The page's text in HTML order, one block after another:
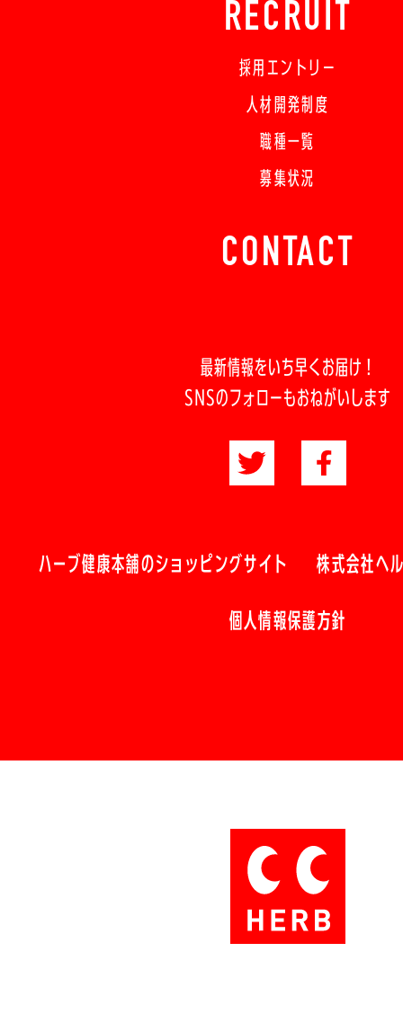
RECRUIT
採用エントリー
人材開発制度
職種一覧
募集状況
CONTACT
最新情報をいち早くお届け！
SNSのフォローもおねがいします
ハーブ健康本舗のショッピングサイト 株式会社ヘ
個人情報保護方針